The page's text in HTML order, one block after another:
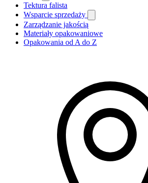
Tektura falista
Wsparcie sprzedaży
Zarządzanie jakością
Materiały opakowaniowe
Opakowania od A do Z